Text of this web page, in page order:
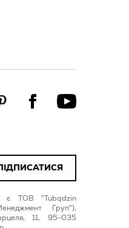
є ТОВ "Tubądzin
Груп"),
11, 95-035